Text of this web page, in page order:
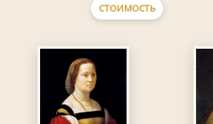
СТОИМОСТЬ